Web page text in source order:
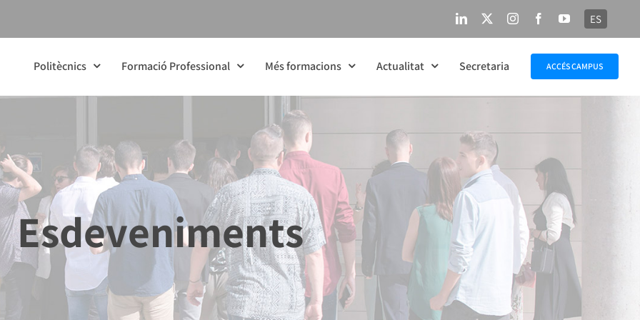
LinkedIn InstagramFacebookYouTube
ES
Politècnics Formació Professional Més formacions Actualitat Secretaria ACCÉS CAMPUS
Esdeveniments